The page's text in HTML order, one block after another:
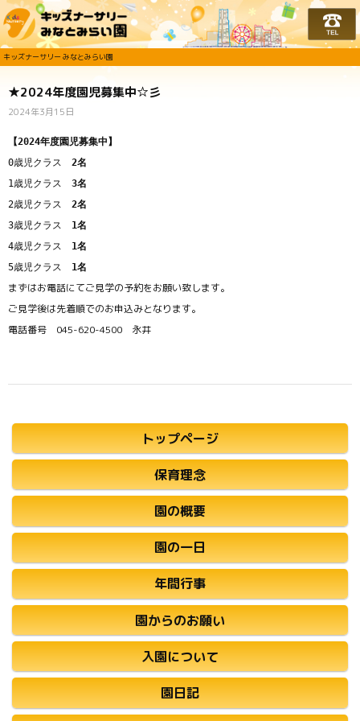
キッズナーサリー みな
キッズナーサリー みなとみらい園
★2024年度園児募集中☆彡
2024年3月15日
【2024年度園児募集中】
0歳児クラス 2名
1歳児クラス 3名
2歳児クラス 2名
3歳児クラス 1名
4歳児クラス 1名
5歳児クラス 1名
まずはお電話にてご見学の予約をお願い致します。
ご見学後は先着順でのお申込みとなります。
電話番号 045-620-4500 永井
トップページ
保育理念
園の概要
園の一日
年間行事
園からのお願い
入園について
園日記